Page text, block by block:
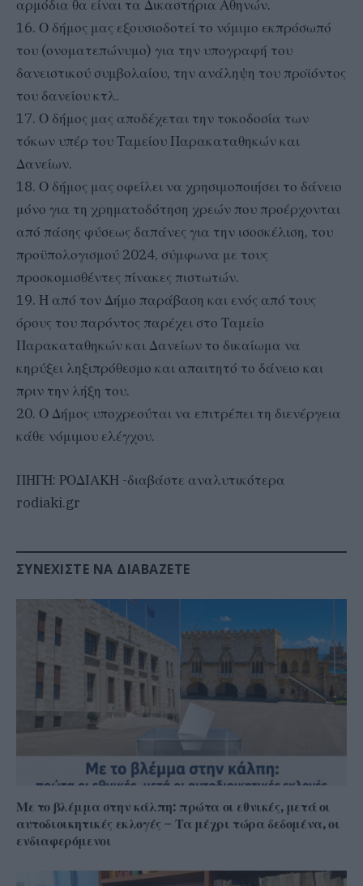
αρμόδια θα είναι τα Δικαστήρια Αθηνών.
16. Ο δήμος μας εξουσιοδοτεί το νόμιμο εκπρόσωπό
του (ονοματεπώνυμο) για την υπογραφή του
δανειστικού συμβολαίου, την ανάληψη του προϊόντος
του δανείου κτλ.
17. Ο δήμος μας αποδέχεται την τοκοδοσία των
τόκων υπέρ του Ταμείου Παρακαταθηκών και
Δανείων.
18. Ο δήμος μας οφείλει να χρησιμοποιήσει το δάνειο
μόνο για τη χρηματοδότηση χρεών που προέρχονται
από πάσης φύσεως δαπάνες για την ισοσκέλιση, του
προϋπολογισμού 2024, σύμφωνα με τους
προσκομισθέντες πίνακες πιστωτών.
19. Η από τον Δήμο παράβαση και ενός από τους
όρους του παρόντος παρέχει στο Ταμείο
Παρακαταθηκών και Δανείων το δικαίωμα να
κηρύξει ληξιπρόθεσμο και απαιτητό το δάνειο και
πριν την λήξη του.
20. Ο Δήμος υποχρεούται να επιτρέπει τη διενέργεια
κάθε νόμιμου ελέγχου.
ΠΗΓΗ: ΡΟΔΙΑΚΗ -διαβάστε αναλυτικότερα
rodiaki.gr
ΣΥΝΕΧΊΣΤΕ ΝΑ ΔΙΑΒΆΖΕΤΕ
Με το βλέμμα στην κάλπη: πρώτα οι εθνικές, μετά οι
αυτοδιοικητικές εκλογές – Τα μέχρι τώρα δεδομένα, οι
ενδιαφερόμενοι